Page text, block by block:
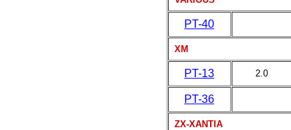
PT-40
XM
PT-13 2.0
PT-36
ZX-XANTIA